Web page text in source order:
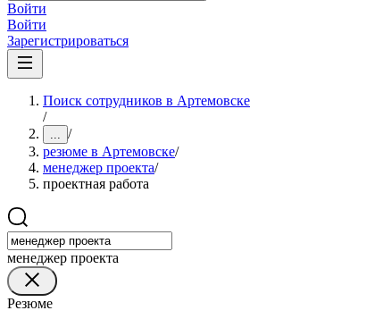
Войти
Войти
Зарегистрироваться
Поиск сотрудников в Артемовске
/
... /
резюме в Артемовске/
менеджер проекта/
проектная работа
менеджер проекта
Резюме